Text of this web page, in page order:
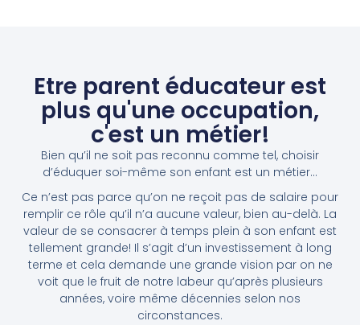
Etre parent éducateur est
plus qu'une occupation,
c'est un métier!
Bien qu’il ne soit pas reconnu comme tel, choisir
d’éduquer soi-même son enfant est un métier…
Ce n’est pas parce qu’on ne reçoit pas de salaire pour
remplir ce rôle qu’il n’a aucune valeur, bien au-delà. La
valeur de se consacrer à temps plein à son enfant est
tellement grande! Il s’agit d’un investissement à long
terme et cela demande une grande vision par on ne
voit que le fruit de notre labeur qu’après plusieurs
années, voire même décennies selon nos
circonstances.